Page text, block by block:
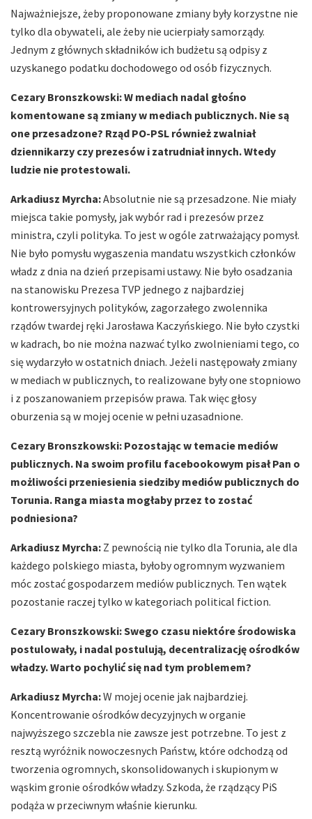
Najważniejsze, żeby proponowane zmiany były korzystne nie
tylko dla obywateli, ale żeby nie ucierpiały samorządy.
Jednym z głównych składników ich budżetu są odpisy z
uzyskanego podatku dochodowego od osób fizycznych.
Cezary Bronszkowski: W mediach nadal głośno
komentowane są zmiany w mediach publicznych. Nie są
one przesadzone? Rząd PO-PSL również zwalniał
dziennikarzy czy prezesów i zatrudniał innych. Wtedy
ludzie nie protestowali.
Arkadiusz Myrcha:Absolutnie nie są przesadzone. Nie miały
miejsca takie pomysły, jak wybór rad i prezesów przez
ministra, czyli polityka. To jest w ogóle zatrważający pomysł.
Nie było pomysłu wygaszenia mandatu wszystkich członków
władz z dnia na dzień przepisami ustawy. Nie było osadzania
na stanowisku Prezesa TVP jednego z najbardziej
kontrowersyjnych polityków, zagorzałego zwolennika
rządów twardej ręki Jarosława Kaczyńskiego. Nie było czystki
w kadrach, bo nie można nazwać tylko zwolnieniami tego, co
się wydarzyło w ostatnich dniach. Jeżeli następowały zmiany
w mediach w publicznych, to realizowane były one stopniowo
i z poszanowaniem przepisów prawa. Tak więc głosy
oburzenia są w mojej ocenie w pełni uzasadnione.
Cezary Bronszkowski: Pozostając w temacie mediów
publicznych. Na swoim profilu facebookowym pisał Pan o
możliwości przeniesienia siedziby mediów publicznych do
Torunia. Ranga miasta mogłaby przez to zostać
podniesiona?
Arkadiusz Myrcha: Z pewnością nie tylko dla Torunia, ale dla
każdego polskiego miasta, byłoby ogromnym wyzwaniem
móc zostać gospodarzem mediów publicznych. Ten wątek
pozostanie raczej tylko w kategoriach political fiction.
Cezary Bronszkowski: Swego czasu niektóre środowiska
postulowały, i nadal postulują, decentralizację ośrodków
władzy. Warto pochylić się nad tym problemem?
Arkadiusz Myrcha:W mojej ocenie jak najbardziej.
Koncentrowanie ośrodków decyzyjnych w organie
najwyższego szczebla nie zawsze jest potrzebne. To jest z
resztą wyróżnik nowoczesnych Państw, które odchodzą od
tworzenia ogromnych, skonsolidowanych i skupionym w
wąskim gronie ośrodków władzy. Szkoda, że rządzący PiS
podąża w przeciwnym właśnie kierunku.